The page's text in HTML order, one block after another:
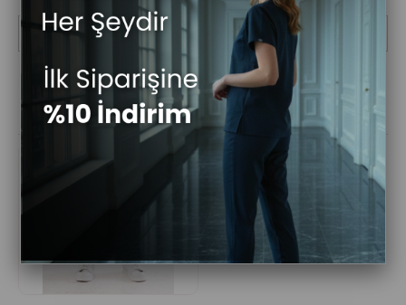
Filtreleme
Sıralama
Fiyata Göre
(Artan)
Fiyata Göre
(Azalan)
Ürün Adına
Göre (Z<A)
%14